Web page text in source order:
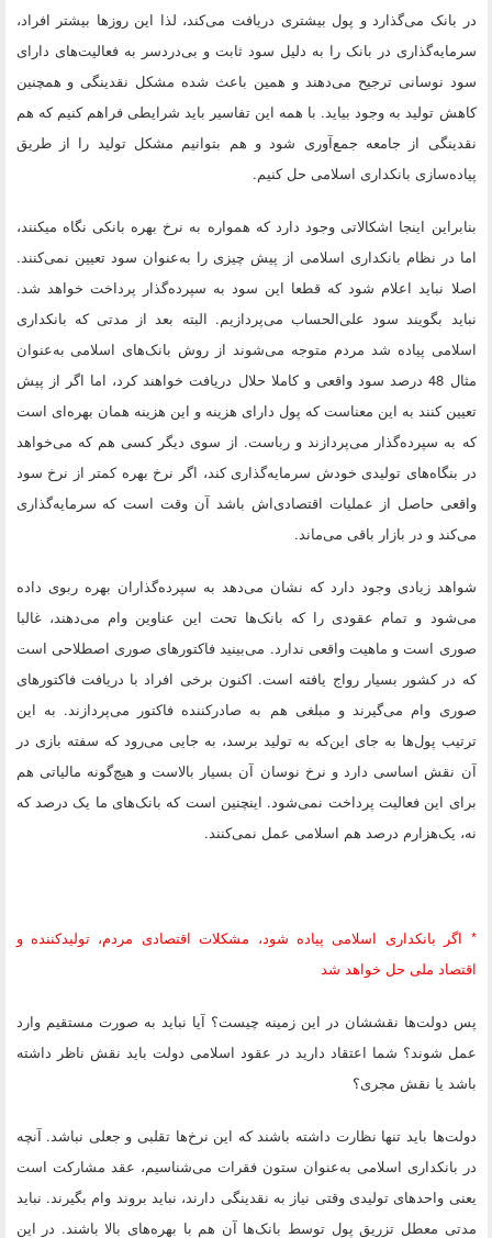
در بانک می‌گذارد و پول بیشتری دریافت می‌کند، لذا این روزها بیشتر افراد،
سرمایه‌گذاری در بانک را به دلیل سود ثابت و بی‌دردسر به فعالیت‌های دارای
سود نوسانی ترجیح می‌دهند و همین باعث شده مشکل نقدینگی و همچنین
کاهش تولید به وجود بیاید. با همه این تفاسیر باید شرایطی فراهم کنیم که هم
نقدینگی از جامعه جمع‌آوری شود و هم بتوانیم مشکل تولید را از طریق
پیاده‌سازی بانکداری اسلامی حل کنیم.
بنابراین اینجا اشکالاتی وجود دارد که همواره به نرخ بهره بانکی نگاه می‎کنند،
اما در نظام بانکداری اسلامی از پیش چیزی را به‌عنوان سود تعیین نمی‌کنند.
اصلا نباید اعلام شود که قطعا این سود به سپرده‌گذار پرداخت خواهد شد.
نباید بگویند سود علی‌الحساب می‌پردازیم. البته بعد از مدتی که بانکداری
اسلامی پیاده شد مردم متوجه می‌شوند از روش بانک‌های اسلامی به‌عنوان
مثال 48 درصد سود واقعی و کاملا حلال دریافت خواهند کرد، اما اگر از پیش
تعیین کنند به این معناست که پول دارای هزینه‌ و این هزینه همان بهره‌‎ای است
که به سپرده‌گذار می‌پردازند و رباست. از سوی دیگر کسی هم که می‌خواهد
در بنگاه‌های تولیدی خودش سرمایه‌گذاری کند، اگر نرخ بهره کمتر از نرخ سود
واقعی حاصل از عملیات اقتصادی‌اش باشد آن وقت است که سرمایه‌گذاری
می‌کند و در بازار باقی می‌ماند.
شواهد زیادی وجود دارد که نشان می‌دهد به سپرده‌گذاران بهره ربوی داده
می‌شود و تمام عقودی را که بانک‌ها تحت این عناوین وام می‌دهند، غالبا
صوری است و ماهیت واقعی ندارد. می‌بینید فاکتورهای صوری اصطلاحی است
که در کشور بسیار رواج یافته است. اکنون برخی افراد با دریافت فاکتورهای
صوری وام می‌گیرند و مبلغی هم به صادرکننده فاکتور می‌پردازند. به این
ترتیب پول‌ها به جای این‌که به تولید برسد، به جایی می‌رود که سفته بازی در
آن نقش اساسی دارد و نرخ نوسان آن بسیار بالاست و هیچ‌گونه مالیاتی هم
برای این فعالیت پرداخت نمی‌شود. اینچنین است که بانک‌‎های ما یک درصد که
نه، یک‌هزارم درصد هم اسلامی عمل نمی‌کنند.
* اگر بانکداری اسلامی پیاده شود، مشکلات اقتصادی مردم، تولید‌کننده و
اقتصاد ملی حل خواهد شد
پس دولت‌ها نقششان در این زمینه چیست؟ آیا نباید به صورت مستقیم وارد
عمل شوند؟ شما اعتقاد دارید در عقود اسلامی دولت باید نقش ناظر داشته
باشد یا نقش مجری؟
دولت‌‎ها باید تنها نظارت داشته باشند که این نرخ‌ها تقلبی و جعلی نباشد. آنچه
در بانکداری اسلامی به‌عنوان ستون فقرات می‌شناسیم، عقد مشارکت است
یعنی واحدهای تولیدی وقتی نیاز به نقدینگی دارند، نباید بروند وام بگیرند. نباید
مدتی معطل تزریق پول توسط بانک‌ها آن هم با بهره‌های بالا باشند. در این